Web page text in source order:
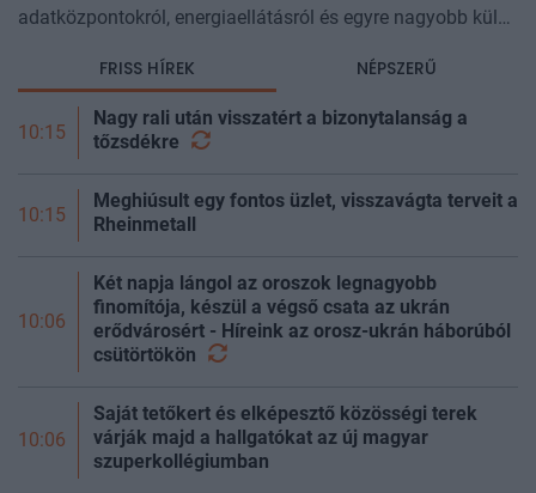
adatközpontokról, energiaellátásról és egyre nagyobb külső
igazolhatja a profit a p
FRISS HÍREK NÉPSZERŰ
10:15
Nagy rali után visszatért a bizonytalanság a
tőzsdékre
10:15
Meghiúsult egy fontos üzlet, visszavágta terveit a
Rheinmetall
10:06
Két napja lángol az oroszok legnagyobb
finomítója, készül a végső csata az ukrán
erődvárosért - Híreink az orosz-ukrán háborúból
csütörtökön
10:06
Saját tetőkert és elképesztő közösségi terek
várják majd a hallgatókat az új magyar
szuperkollégiumban